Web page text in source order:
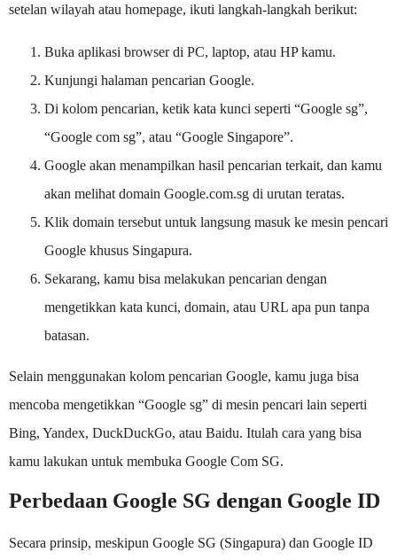
setelan wilayah atau homepage, ikuti langkah-langkah berikut:
Buka aplikasi browser di PC, laptop, atau HP kamu.
Kunjungi halaman pencarian Google.
Di kolom pencarian, ketik kata kunci seperti “Google sg”,
“Google com sg”, atau “Google Singapore”.
Google akan menampilkan hasil pencarian terkait, dan kamu
akan melihat domain Google.com.sg di urutan teratas.
Klik domain tersebut untuk langsung masuk ke mesin pencari
Google khusus Singapura.
Sekarang, kamu bisa melakukan pencarian dengan
mengetikkan kata kunci, domain, atau URL apa pun tanpa
batasan.
Selain menggunakan kolom pencarian Google, kamu juga bisa
mencoba mengetikkan “Google sg” di mesin pencari lain seperti
Bing, Yandex, DuckDuckGo, atau Baidu. Itulah cara yang bisa
kamu lakukan untuk membuka Google Com SG.
Perbedaan Google SG dengan Google ID
Secara prinsip, meskipun Google SG (Singapura) dan Google ID